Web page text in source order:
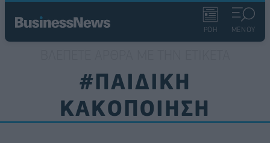
ΡΟΗ ΜΕΝΟΥ
#ΠΑΙΔΙΚΗ
ΚΑΚΟΠΟΙΗΣΗ